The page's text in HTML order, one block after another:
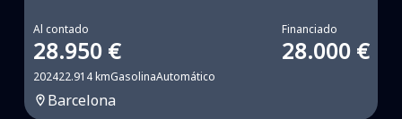
Al contado
28.950 €
Financiado
28.000 €
202422.914 kmGasolinaAutomático
Barcelona